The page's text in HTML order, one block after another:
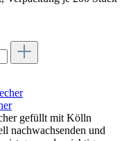
gefüllt mit Kölln
nachwachsenden und